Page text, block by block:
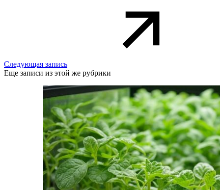
Следующая запись
Еще записи из этой же рубрики